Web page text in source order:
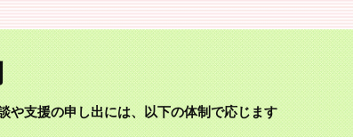
や支援の申し出には、以下の体制で応じます